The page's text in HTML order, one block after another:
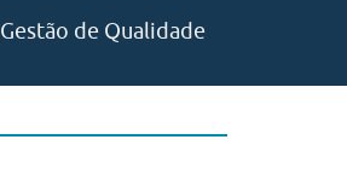
Gestão de Qualidade